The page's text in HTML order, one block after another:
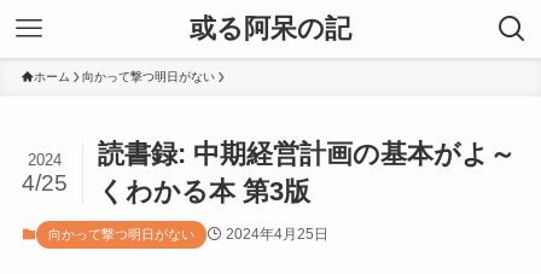
或る阿呆の記
ホーム 向かって撃つ明日がない
読書録: 中期経営計画の基本がよ～
くわかる本 第3版
2024
4/25
向かって撃つ明日がない 2024年4月25日